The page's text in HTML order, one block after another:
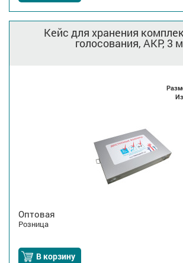
Кейс для хранения
голосования, AKP, 3
Оптовая
Розница
В корзину